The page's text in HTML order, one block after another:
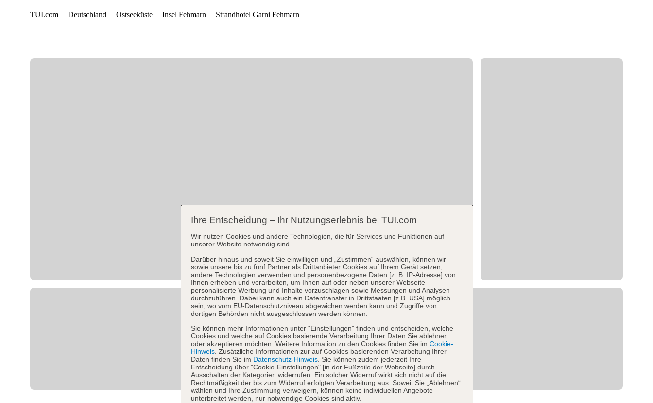
Ihre Entscheidung – Ihr Nutzungserlebnis bei TUI.com
Wir nutzen Cookies und andere Technologien, die für Services und Funktionen auf
unserer Website notwendig sind.
Darüber hinaus und soweit Sie einwilligen und „Zustimmen“ auswählen, können wir
sowie unsere bis zu fünf Partner als Drittanbieter Cookies auf Ihrem Gerät setzen,
andere Technologien verwenden und personenbezogene Daten [z. B. IP-Adresse] von
Ihnen erheben und verarbeiten, um Ihnen auf oder neben unserer Webseite
personalisierte Werbung und Inhalte vorzuschlagen sowie Messungen und Analysen
durchzuführen. Dabei kann auch ein Datentransfer in Drittstaaten [z.B. USA] möglich
sein, wo vom EU-Datenschutzniveau abgewichen werden kann und Zugriffe von
dortigen Behörden nicht ausgeschlossen werden können.
Sie können mehr Informationen unter "Einstellungen" finden und entscheiden, welche
Cookies und welche auf Cookies basierende Verarbeitung Ihrer Daten Sie ablehnen
oder akzeptieren möchten. Weitere Information zu den Cookies finden Sie im Cookie-
Hinweis . Zusätzliche Informationen zur auf Cookies basierenden Verarbeitung Ihrer
Daten finden Sie im Datenschutz-Hinweis . Sie können zudem jederzeit Ihre
Entscheidung über "Cookie-Einstellungen" [in der Fußzeile der Webseite] durch
Ausschalten der Kategorien widerrufen. Ein solcher Widerruf wirkt sich nicht auf die
Rechtmäßigkeit der bis zum Widerruf erfolgten Verarbeitung aus. Soweit Sie „Ablehnen“
wählen und Ihre Zustimmung verweigern, können keine individuellen Angebote
unterbreitet werden, nur notwendige Cookies sind aktiv.